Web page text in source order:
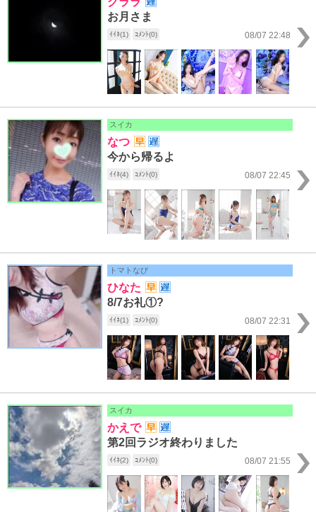
お月さま
ｲｲﾈ(1) ｺﾒﾝﾄ(0) 08/07 22:48
スイカ
なつ
今から帰るよ
ｲｲﾈ(4) ｺﾒﾝﾄ(0) 08/07 22:45
トマトなび
ひなた
8/7お礼①?
ｲｲﾈ(1) ｺﾒﾝﾄ(0) 08/07 22:31
スイカ
かえで
第2回ラジオ終わりました
ｲｲﾈ(2) ｺﾒﾝﾄ(0) 08/07 21:55